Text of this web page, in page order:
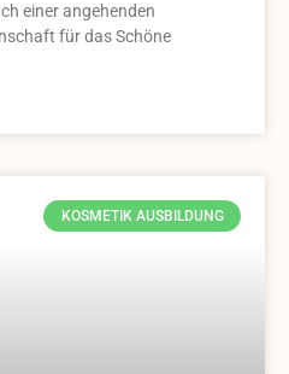
einer angehenden
für das Schöne
KOSMETIK AUSBILDUNG